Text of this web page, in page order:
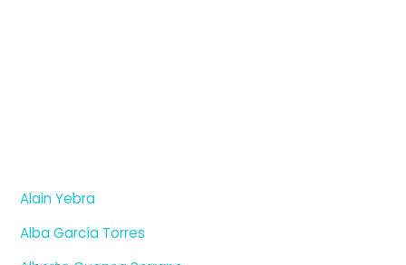
Alain Yebra
Alba García Torres